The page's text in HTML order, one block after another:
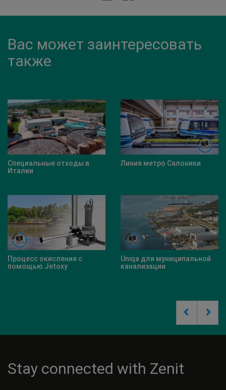
Вас может заинтересовать
также
отходы в Линия метро Салоники
с
Uniqa для муниципальной
ZM-Mixer+Grey
Свинья Ферма
Stay connected with Zenit